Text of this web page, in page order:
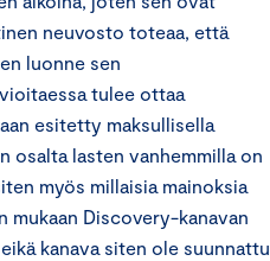
neuvosto toteaa, että
luonne sen
tulee ottaa
esitetty maksullisella
osalta lasten vanhemmilla on
myös millaisia mainoksia
mukaan Discovery-kanavan
kanava siten ole suunnattu